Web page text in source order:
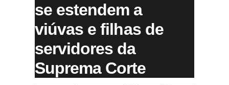
se estendem a
viúvas e filhas de
servidores da
Suprema Corte